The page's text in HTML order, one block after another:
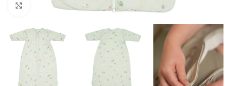
Click to enlarge